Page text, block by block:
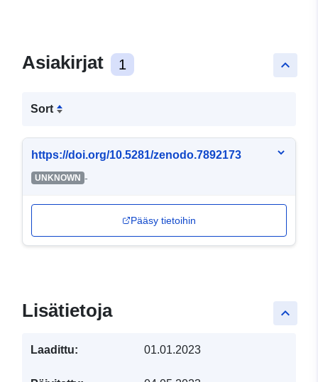
keyboard_arrow_up
Asiakirjat 1
Sort
https://doi.org/10.5281/zenodo.7892173
UNKNOWN -
Pääsy tietoihin
keyboard_arrow_up
Lisätietoja
Laadittu: 01.01.2023